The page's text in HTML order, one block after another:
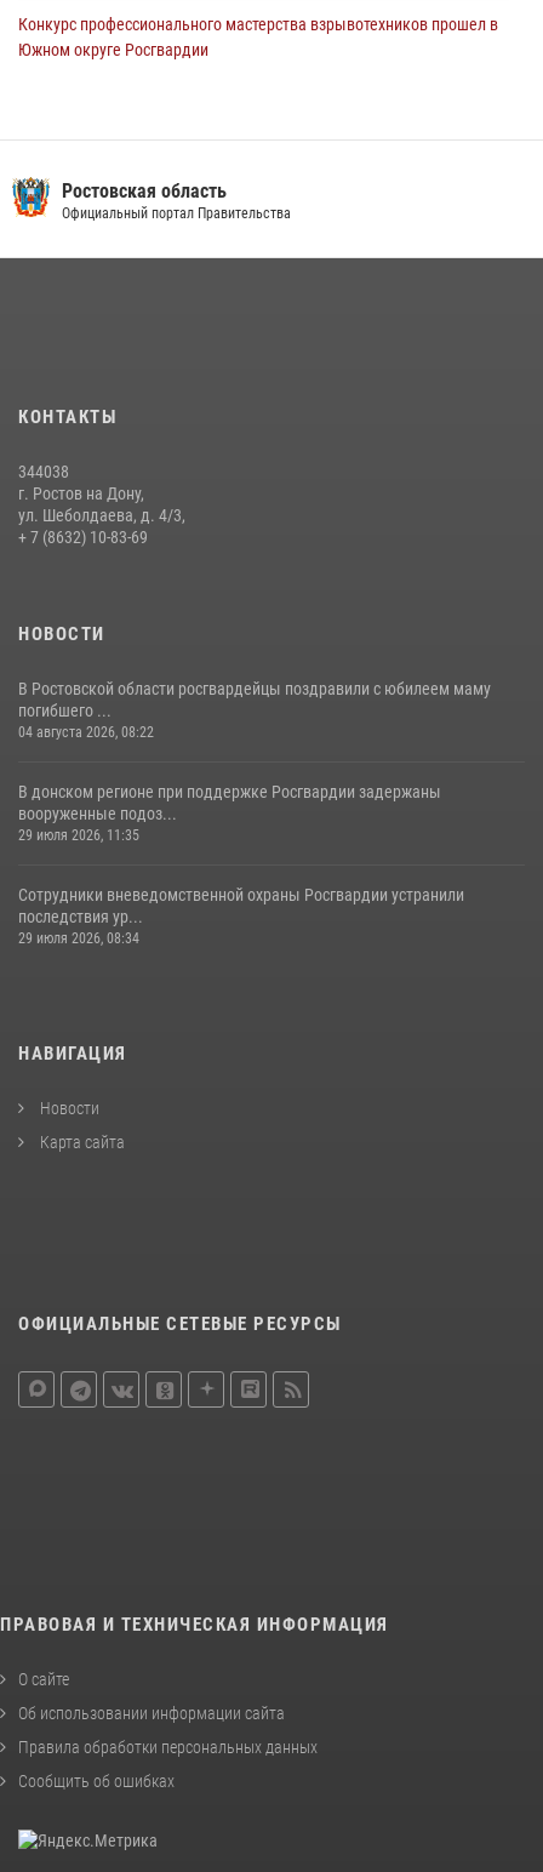
Конкурс профессионального мастерства взрывотехников прошел в
Южном округе Росгвардии
продажи
13 июля 2026, 10:22
Сотрудники вневедомственной охраны Росгвардии устранили
последствия урагана в Ростовской области
29 июля 2026, 08:34
Ростовская область
Официальный портал Правительства
КОНТАКТЫ
344038
г. Ростов на Дону,
ул. Шеболдаева, д. 4/3,
+ 7 (8632) 10-83-69
НОВОСТИ
В Ростовской области росгвардейцы поздравили с юбилеем маму
погибшего ...
04 августа 2026, 08:22
В донском регионе при поддержке Росгвардии задержаны
вооруженные подоз...
29 июля 2026, 11:35
Сотрудники вневедомственной охраны Росгвардии устранили
последствия ур...
29 июля 2026, 08:34
НАВИГАЦИЯ
Новости
Карта сайта
ОФИЦИАЛЬНЫЕ СЕТЕВЫЕ РЕСУРСЫ
ПРАВОВАЯ И ТЕХНИЧЕСКАЯ ИНФОРМАЦИЯ
О сайте
Об использовании информации сайта
Правила обработки персональных данных
Сообщить об ошибках